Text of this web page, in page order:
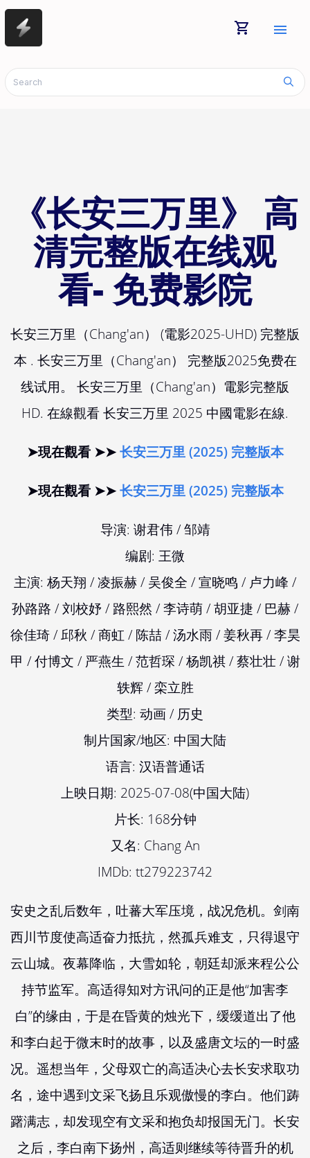
shopping_cart menu
《长安三万里》 高
清完整版在线观
看- 免费影院
长安三万里（Chang'an） (電影2025-UHD) 完整版
本 . 长安三万里（Chang'an） 完整版2025免费在
线试用。 长安三万里（Chang'an）電影完整版
HD. 在線觀看 长安三万里 2025 中國電影在線.
➤現在觀看 ➤➤长安三万里 (2025) 完整版本
➤現在觀看 ➤➤长安三万里 (2025) 完整版本
导演: 谢君伟 / 邹靖
编剧: 王微
主演: 杨天翔 / 凌振赫 / 吴俊全 / 宣晓鸣 / 卢力峰 /
孙路路 / 刘校妤 / 路熙然 / 李诗萌 / 胡亚捷 / 巴赫 /
徐佳琦 / 邱秋 / 商虹 / 陈喆 / 汤水雨 / 姜秋再 / 李昊
甲 / 付博文 / 严燕生 / 范哲琛 / 杨凯祺 / 蔡壮壮 / 谢
轶辉 / 栾立胜
类型: 动画 / 历史
制片国家/地区: 中国大陆
语言: 汉语普通话
上映日期: 2025-07-08(中国大陆)
片长: 168分钟
又名: Chang An
IMDb: tt279223742
安史之乱后数年，吐蕃大军压境，战况危机。剑南
西川节度使高适奋力抵抗，然孤兵难支，只得退守
云山城。夜幕降临，大雪如轮，朝廷却派来程公公
持节监军。高适得知对方讯问的正是他“加害李
白”的缘由，于是在昏黄的烛光下，缓缓道出了他
和李白起于微末时的故事，以及盛唐文坛的一时盛
况。遥想当年，父母双亡的高适决心去长安求取功
名，途中遇到文采飞扬且乐观傲慢的李白。他们踌
躇满志，却发现空有文采和抱负却报国无门。长安
之后，李白南下扬州，高适则继续等待晋升的机